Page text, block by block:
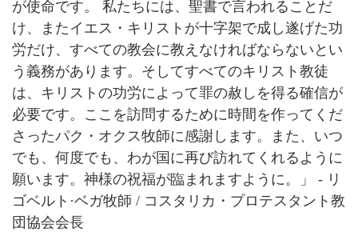
が使命です。 私たちには、聖書で言われることだ
け、またイエス・キリストが十字架で成し遂げた功
労だけ、すべての教会に教えなければならないとい
う義務があります。そしてすべてのキリスト教徒
は、キリストの功労によって罪の赦しを得る確信が
必要です。ここを訪問するために時間を作ってくだ
さったパク・オクス牧師に感謝します。また、いつ
でも、何度でも、わが国に再び訪れてくれるように
願います。神様の祝福が臨まれますように。」 - リ
ゴベルト·ベガ牧師 / コスタリカ・プロテスタント教
団協会会長